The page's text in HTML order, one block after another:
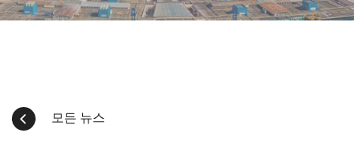
모든 뉴스